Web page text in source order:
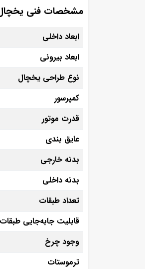
مشخصات فنی یخچال نوشابه
ابعاد داخلی
ابعاد بیرونی
نوع طراحی یخچال
کمپرسور
قدرت موتور
عایق‌ بندی
بدنه خارجی
بدنه داخلی
تعداد طبقات
قابلیت جابه‌جایی طبقات
وجود چرخ
ترموستات